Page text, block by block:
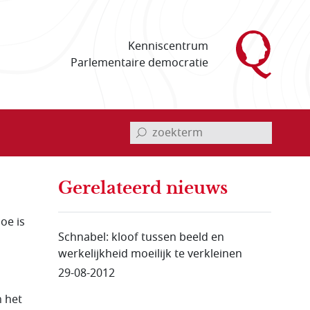
Kenniscentrum
Parlementaire democratie
invoerveld zoekterm
is
het
Gerelateerd nieuws
Schnabel: kloof tussen beeld en
werkelijkheid moeilijk te verkleinen
29-08-2012